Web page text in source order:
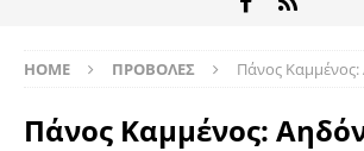
HOME ΠΡΟΒΟΛΕΣ Πάνος Καμμένος:
Πάνος Καμμένος: